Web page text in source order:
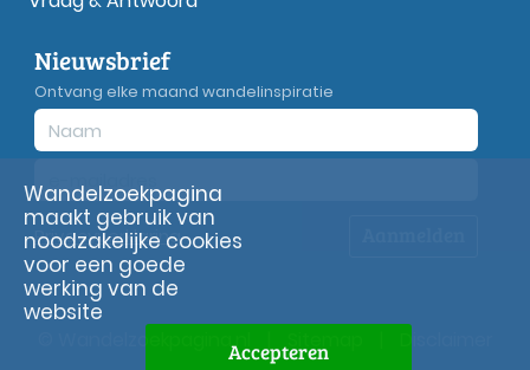
Nieuwsbrief
Ontvang elke maand wandelinspiratie
Privacyverklaring
© Wandelzoekpagina.nl
Wandelzoekpagina
maakt gebruik van
noodzakelijke cookies
voor een goede
werking van de
website
Accepteren